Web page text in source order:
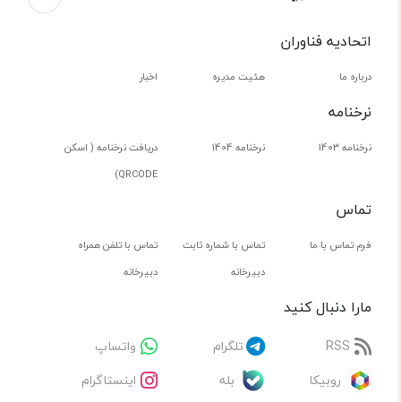
اتحادیه فناوران
درباره ما هئیت مدیره اخبار
نرخنامه
نرخنامه 1403 نرخنامه 1404
دریافت نرخنامه ( اسکن
QRCODE)
تماس
فرم تماس با ما
تماس با شماره ثابت
دبیرخانه
تماس با تلفن همراه
دبیرخانه
مارا دنبال کنید
RSS تلگرام
واتساپ
روبیکا
بله اینستاگرام